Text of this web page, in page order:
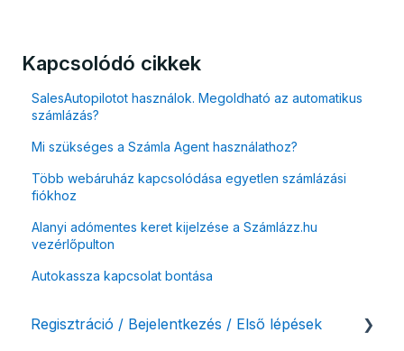
Kapcsolódó cikkek
SalesAutopilotot használok. Megoldható az automatikus
számlázás?
Mi szükséges a Számla Agent használathoz?
Több webáruház kapcsolódása egyetlen számlázási
fiókhoz
Alanyi adómentes keret kijelzése a Számlázz.hu
vezérlőpulton
Autokassza kapcsolat bontása
Regisztráció / Bejelentkezés / Első lépések